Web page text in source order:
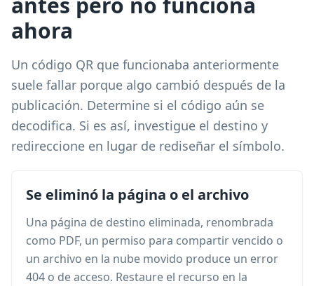
ahora
Un código QR que funcionaba anteriormente
suele fallar porque algo cambió después de la
publicación. Determine si el código aún se
decodifica. Si es así, investigue el destino y
redireccione en lugar de rediseñar el símbolo.
Se eliminó la página o el archivo
Una página de destino eliminada, renombrada
como PDF, un permiso para compartir vencido o
un archivo en la nube movido produce un error
404 o de acceso. Restaure el recurso en la